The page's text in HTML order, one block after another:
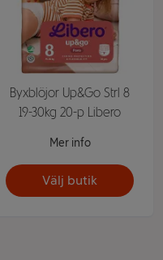
Byxblöjor Up&Go Strl 8
19-30kg 20-p Libero
Mer info
Välj butik